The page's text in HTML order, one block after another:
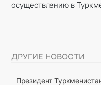
осуществлению в
ДРУГИЕ НОВОСТИ
Президент